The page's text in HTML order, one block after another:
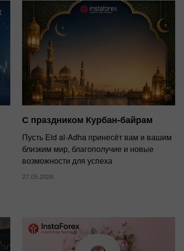
С праздником Курбан-байрам
Пусть Eid al-Adha принесёт вам и вашим
близким мир, благополучие и новые
возможности для успеха
27.05.2026